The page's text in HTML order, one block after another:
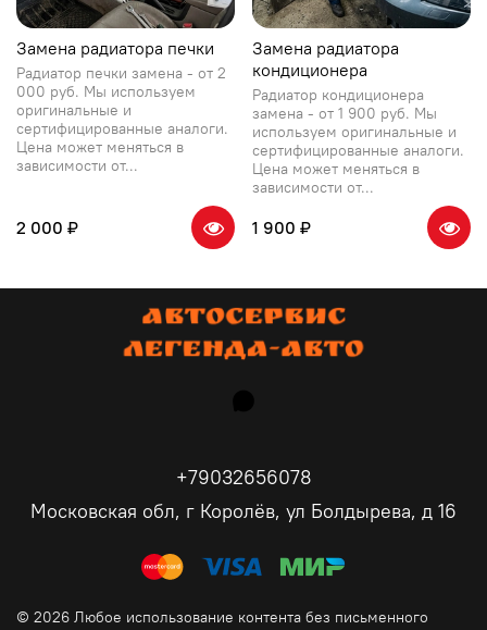
Замена радиатора печки
Радиатор печки замена - от 2
000 руб. Мы используем
оригинальные и
сертифицированные аналоги.
Цена может меняться в
зависимости от...
2 000 ₽
Замена радиатора
кондиционера
Радиатор кондиционера
замена - от 1 900 руб. Мы
используем оригинальные и
сертифицированные аналоги.
Цена может меняться в
зависимости от...
1 900 ₽
+79032656078
Московская обл, г Королёв, ул Болдырева, д 16
© 2026 Любое использование контента без письменного